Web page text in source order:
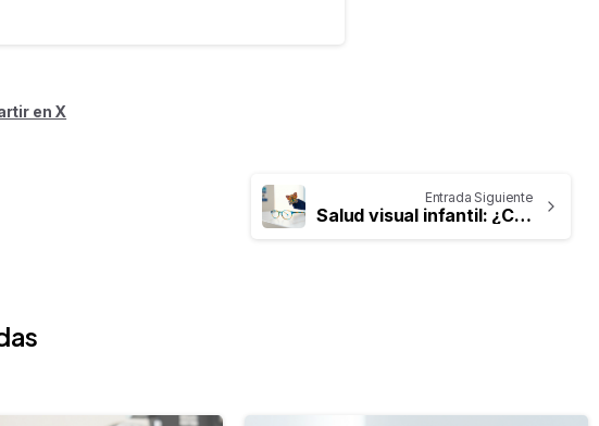
en X
Entrada Siguiente
Salud visual infantil: ¿Cuándo debe ser la primera cita al oftalmólogo?